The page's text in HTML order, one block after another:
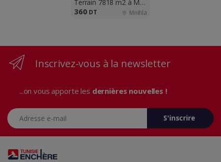
Terrain 7818 m2 à Mnihla
360 DT Mnihla
Inscrivez-vous à la newsletter
...on vous apporte les dernières nouvelles !
Adresse e-mail
S'inscrire